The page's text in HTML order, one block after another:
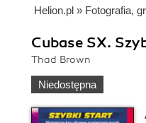
Helion.pl » Fotografia,
Cubase SX.
Thad Brown
Niedostępna